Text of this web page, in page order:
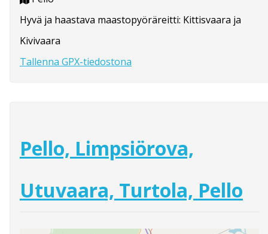
Hyvä ja haastava maastopyöräreitti: Kittisvaara ja
Kivivaara
Tallenna GPX-tiedostona
Pello, Limpsiörova,
Utuvaara, Turtola, Pello